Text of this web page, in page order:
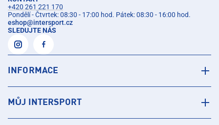
+420 261 221 170
Pondělí - Čtvrtek: 08:30 - 17:00 hod. Pátek: 08:30 - 16:00 hod.
eshop@intersport.cz
SLEDUJTE NÁS
INFORMACE
MŮJ INTERSPORT